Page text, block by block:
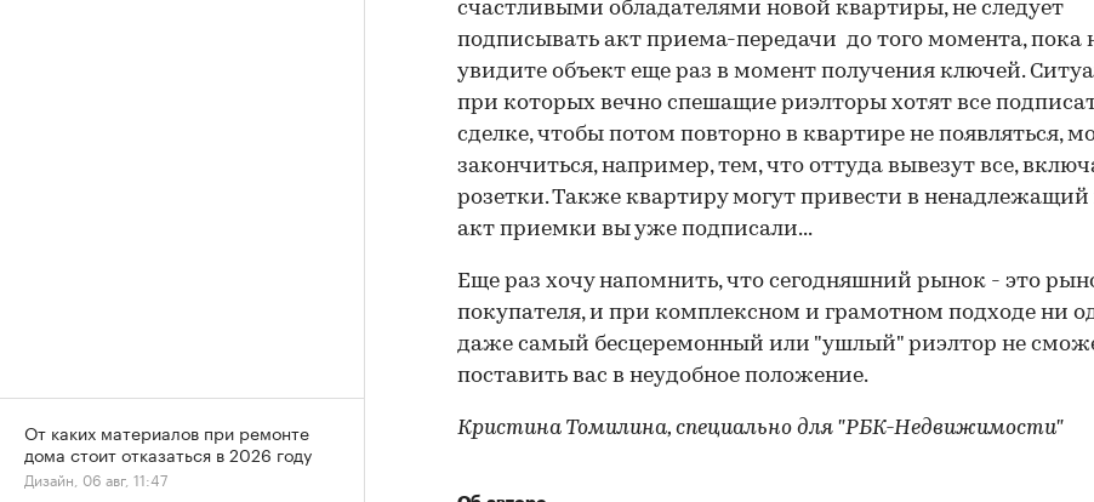
счастливыми обладателями новой квартиры, не следует
подписывать акт приема-передачи до того момента, пока
увидите объект еще раз в момент получения ключей.
при которых вечно спешащие риэлторы хотят все
сделке, чтобы потом повторно в квартире не появляться,
закончиться, например, тем, что оттуда вывезут все,
розетки. Также квартиру могут привести в ненадлежащий
акт приемки вы уже подписали...
Еще раз хочу напомнить, что сегодняшний рынок - это
покупателя, и при комплексном и грамотном подходе ни
даже самый бесцеремонный или "ушлый" риэлтор не
поставить вас в неудобное положение.
Кристина Томилина, специально для "РБК-Недвижимости"
От каких материалов при ремонте
дома стоит отказаться в 2026 году
Дизайн, 06 авг, 11:47